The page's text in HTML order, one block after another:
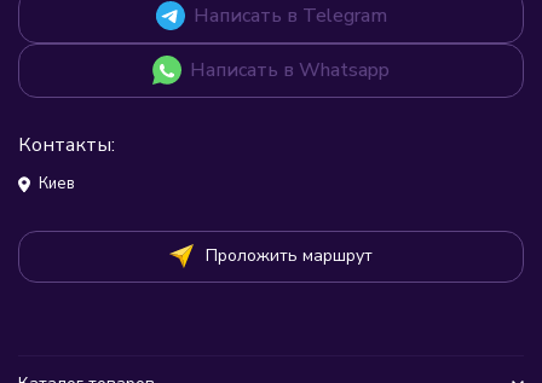
Написать в Telegram
Написать в Whatsapp
Контакты:
Киев
Проложить маршрут